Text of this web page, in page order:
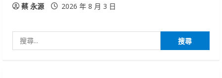
蔡 永源 2026 年 8 月 3 日
尋